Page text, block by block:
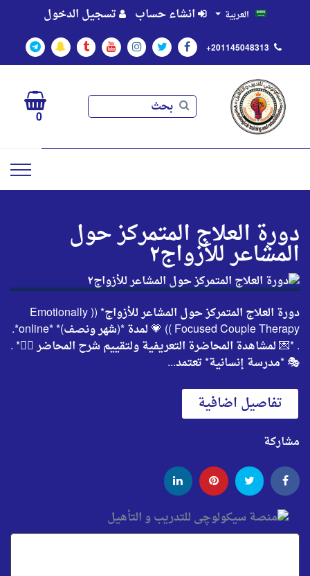
العربية انشاء حساب تسجيل الدخول
+201145048313
بحث 0
دورة العلاج المتمركز حول
المشاعر للأزواج٢
دورة العلاج المتمركز حول المشاعر للأزواج* (( Emotionally
Focused Couple Therapy )) 💗 لمدة *(شهر ونصف)* *online*.
. *💌 لمشاهدة المحاضرة التعريفية ولتقييم شرح المحاضر 👇🏻* .
🎭 *مدرسة إنسانية* تعتمد...
تفاصيل اضافية
مشاركة